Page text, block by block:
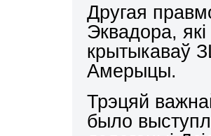
Другая
Эквадора,
крытыкаваў
Амерыцы.
Трэцяй
было